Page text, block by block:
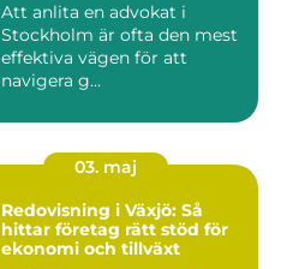
Att anlita en advokat i
Stockholm är ofta den mest
effektiva vägen för att
navigera g...
03. maj
Redovisning i Växjö: Så
hittar företag rätt stöd för
ekonomi och tillväxt